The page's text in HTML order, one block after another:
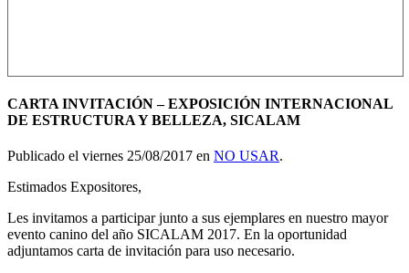
CARTA INVITACIÓN – EXPOSICIÓN INTERNACIONAL
DE ESTRUCTURA Y BELLEZA, SICALAM
Publicado el viernes 25/08/2017 en NO USAR.
Estimados Expositores,
Les invitamos a participar junto a sus ejemplares en nuestro mayor
evento canino del año SICALAM 2017. En la oportunidad
adjuntamos carta de invitación para uso necesario.